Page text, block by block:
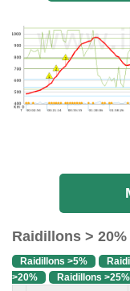
Raidillons > 20%
Raidillons >5%
>20%
Raidillons >25%